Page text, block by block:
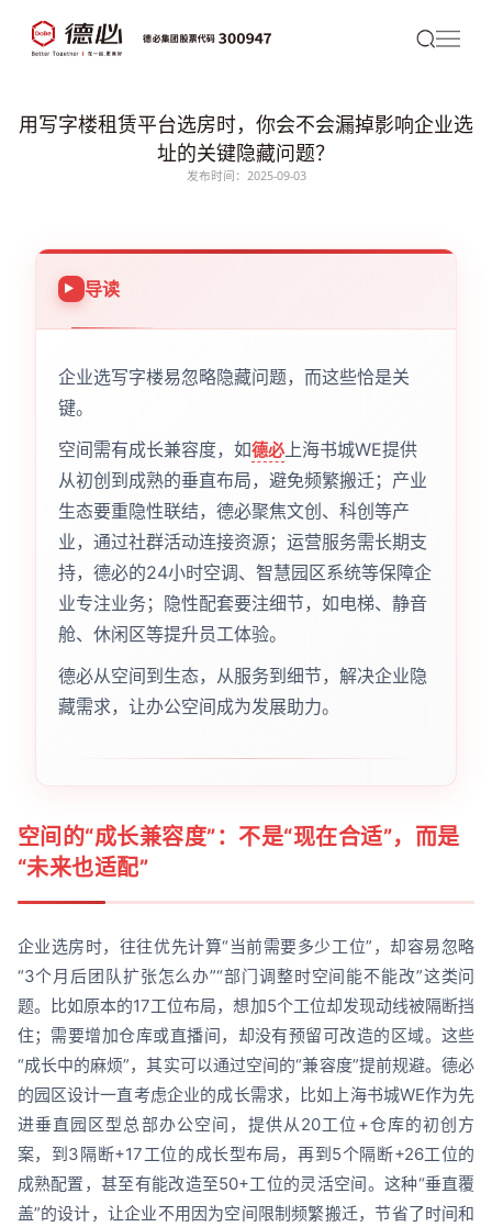
用写字楼租赁平台选房时，你会不会漏掉影响企业选
址的关键隐藏问题？
发布时间：2025-09-03
导读
企业选写字楼易忽略隐藏问题，而这些恰是关
键。
空间需有成长兼容度，如德必上海书城WE提供
从初创到成熟的垂直布局，避免频繁搬迁；产业
生态要重隐性联结，德必聚焦文创、科创等产
业，通过社群活动连接资源；运营服务需长期支
持，德必的24小时空调、智慧园区系统等保障企
业专注业务；隐性配套要注细节，如电梯、静音
舱、休闲区等提升员工体验。
德必从空间到生态，从服务到细节，解决企业隐
藏需求，让办公空间成为发展助力。
空间的“成长兼容度”：不是“现在合适”，而是
“未来也适配”
企业选房时，往往优先计算“当前需要多少工位”，却容易忽略
“3个月后团队扩张怎么办”“部门调整时空间能不能改”这类问
题。比如原本的17工位布局，想加5个工位却发现动线被隔断挡
住；需要增加仓库或直播间，却没有预留可改造的区域。这些
“成长中的麻烦”，其实可以通过空间的“兼容度”提前规避。德必
的园区设计一直考虑企业的成长需求，比如上海书城WE作为先
进垂直园区型总部办公空间，提供从20工位+仓库的初创方
案，到3隔断+17工位的成长型布局，再到5个隔断+26工位的
成熟配置，甚至有能改造至50+工位的灵活空间。这种“垂直覆
盖”的设计，让企业不用因为空间限制频繁搬迁，节省了时间和